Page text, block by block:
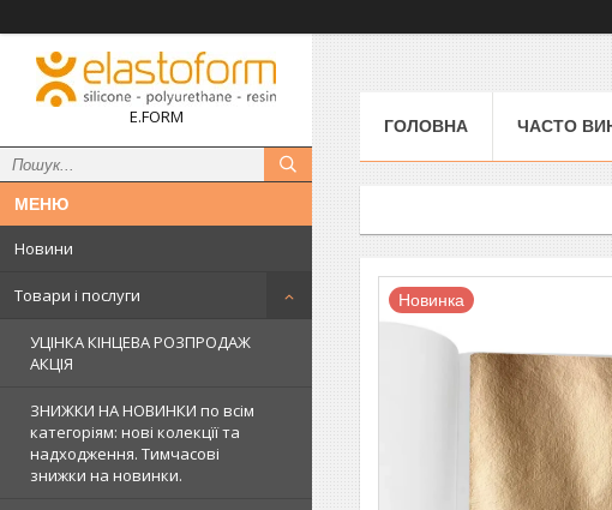
E.FORM
Новини
Товари і послуги
УЦІНКА КІНЦЕВА РОЗПРОДАЖ
АКЦІЯ
ЗНИЖКИ НА НОВИНКИ по всім
категоріям: нові колекцїї та
надходження. Тимчасові
знижки на новинки.
ГОЛОВНА ЧАСТО
Новинка